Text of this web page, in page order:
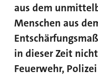
aus dem
Menschen aus
in dieser Zeit
Feuerwehr,